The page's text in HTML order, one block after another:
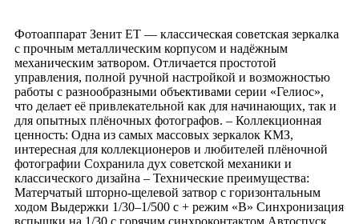
Фотоаппарат Зенит ЕТ — классическая советская зеркалка
с прочным металлическим корпусом и надёжным
механическим затвором. Отличается простотой
управления, полной ручной настройкой и возможностью
работы с разнообразными объективами серии «Гелиос»,
что делает её привлекательной как для начинающих, так и
для опытных плёночных фотографов. – Коллекционная
ценность: Одна из самых массовых зеркалок КМЗ,
интересная для коллекционеров и любителей плёночной
фотографии Сохранила дух советской механики и
классического дизайна – Технические преимущества:
Матерчатый шторно-щелевой затвор с горизонтальным
ходом Выдержки 1/30–1/500 с + режим «B» Синхронизация
вспышки на 1/30 с горячим синхроконтактом Автоспуск